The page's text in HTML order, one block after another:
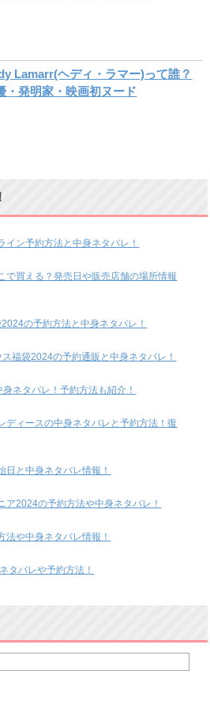
Lamarr(ヘディ・ラマー)って誰？
・発明家・映画初ヌード
ン予約方法と中身ネタバレ！
で買える？発売日や販売店舗の場所情報
の予約方法と中身ネタバレ！
福袋2024の予約通販と中身ネタバレ！
ネタバレ！予約方法も紹介！
ディースの中身ネタバレと予約方法！復
と中身ネタバレ情報！
ア2024の予約方法や中身ネタバレ！
法や中身ネタバレ情報！
タバレや予約方法！